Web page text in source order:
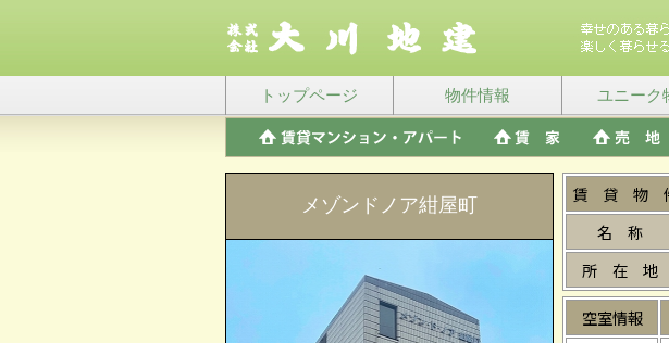
トップページ 物件情報 ユニーク
メゾンドノア紺屋町
賃 貸 物
名 称
所 在 地
空室情報